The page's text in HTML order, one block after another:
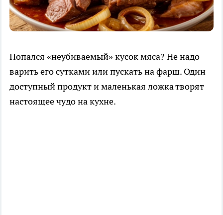
Попался «неубиваемый» кусок мяса? Не надо
варить его сутками или пускать на фарш. Один
доступный продукт и маленькая ложка творят
настоящее чудо на кухне.